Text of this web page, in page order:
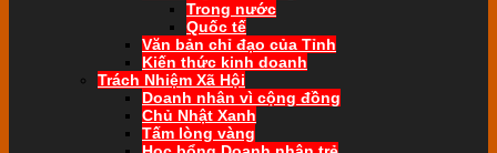
Trong nước
Quốc tế
Văn bản chỉ đạo của Tỉnh
Kiến thức kinh doanh
Trách Nhiệm Xã Hội
Doanh nhân vì cộng đồng
Chủ Nhật Xanh
Tấm lòng vàng